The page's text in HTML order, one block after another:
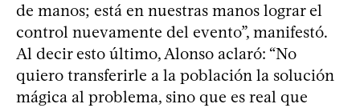
de manos; está en nuestras manos lograr el
control nuevamente del evento”, manifestó.
Al decir esto último, Alonso aclaró: “No
quiero transferirle a la población la solución
mágica al problema, sino que es real que